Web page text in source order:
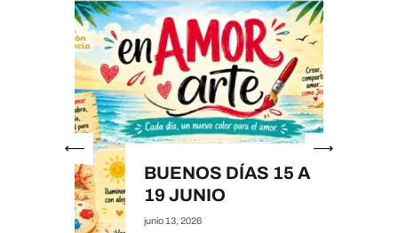
BUENOS DÍAS 15 A
19 JUNIO
junio 13, 2026